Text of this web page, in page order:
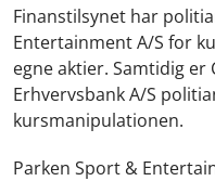
Finanstilsynet har
Entertainment A/S for
egne aktier. Samtidig er
Erhvervsbank A/S
kursmanipulationen.
Parken Sport &